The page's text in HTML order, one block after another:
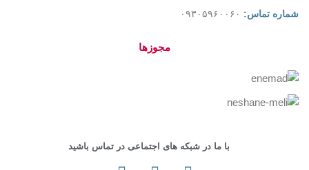
شماره تماس: ۰۹۳۰۵۹۶۰۰۶۰
مجوزها
با ما در شبکه های اجتماعی در تماس باشید